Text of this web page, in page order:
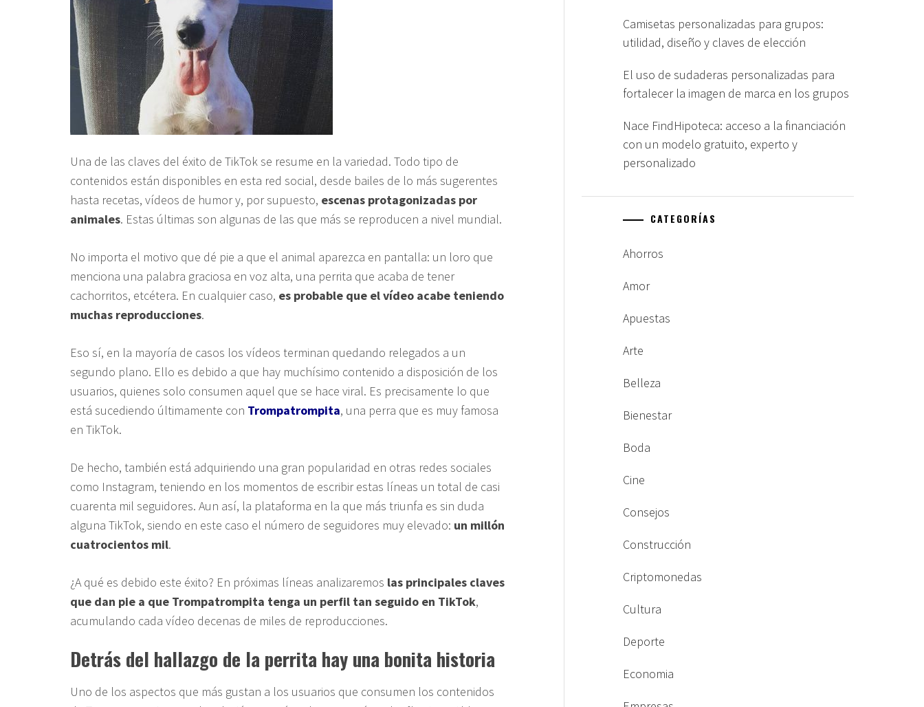
Una de las claves del éxito de TikTok se resume en la variedad. Todo tipo de
contenidos están disponibles en esta red social, desde bailes de lo más sugerentes
hasta recetas, vídeos de humor y, por supuesto, escenas protagonizadas por
animales. Estas últimas son algunas de las que más se reproducen a nivel mundial.
No importa el motivo que dé pie a que el animal aparezca en pantalla: un loro que
menciona una palabra graciosa en voz alta, una perrita que acaba de tener
cachorritos, etcétera. En cualquier caso, es probable que el vídeo acabe teniendo
muchas reproducciones.
Eso sí, en la mayoría de casos los vídeos terminan quedando relegados a un
segundo plano. Ello es debido a que hay muchísimo contenido a disposición de los
usuarios, quienes solo consumen aquel que se hace viral. Es precisamente lo que
está sucediendo últimamente con Trompatrompita, una perra que es muy famosa
en TikTok.
De hecho, también está adquiriendo una gran popularidad en otras redes sociales
como Instagram, teniendo en los momentos de escribir estas líneas un total de casi
cuarenta mil seguidores. Aun así, la plataforma en la que más triunfa es sin duda
alguna TikTok, siendo en este caso el número de seguidores muy elevado: un millón
cuatrocientos mil.
¿A qué es debido este éxito? En próximas líneas analizaremos las principales claves
que dan pie a que Trompatrompita tenga un perfil tan seguido en TikTok,
acumulando cada vídeo decenas de miles de reproducciones.
Detrás del hallazgo de la perrita hay una bonita historia
Uno de los aspectos que más gustan a los usuarios que consumen los contenidos
Camisetas personalizadas para grupos:
utilidad, diseño y claves de elección
El uso de sudaderas personalizadas para
fortalecer la imagen de marca en los grupos
Nace FindHipoteca: acceso a la financiación
con un modelo gratuito, experto y
personalizado
CATEGORÍAS
Ahorros
Amor
Apuestas
Arte
Belleza
Bienestar
Boda
Cine
Consejos
Construcción
Criptomonedas
Cultura
Deporte
Economia